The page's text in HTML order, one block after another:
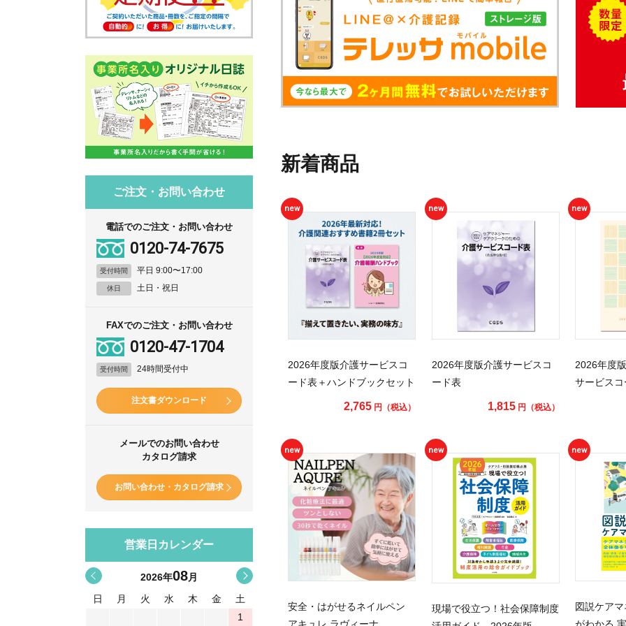
ご注文・お問い合わせ
電話でのご注文・お問い合わせ
0120-74-7675
受付時間 平日 9:00〜17:00
休日 土日・祝日
FAXでのご注文・お問い合わせ
0120-47-1704
受付時間 24時間受付中
注文書ダウンロード
メールでのお問い合わせ
カタログ請求
お問い合わせ・カタログ請求
営業日カレンダー
< 2026年08月
日
月 火 水 木 金
土
1
新着商品
new
2026年度版介護サービスコ
ード表＋ハンドブックセット
2,765 円（税込）
new
2026年度版介護サービスコ
ード表
1,815円（税込）
new
2026年度
サービス
new
安全・はがせるネイルペン
アキュレ ラヴィーナ
new
現場で役立つ！社会保障制度
new
図説ケア
がわかる